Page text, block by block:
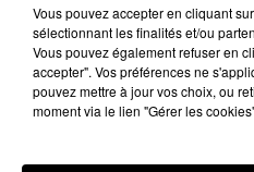
18 mars 2025 - 2 min 22 sec
LES INFOS DE
15H00
Podcasts infos de l'Ariège
Vous pouvez accepter en cliquant
sélectionnant les finalités et/ou
Vous pouvez également refuser en
accepter". Vos préférences ne
pouvez mettre à jour vos choix, ou
moment via le lien "Gérer les